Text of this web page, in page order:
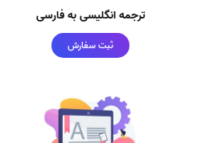
ترجمه انگلیسی به فارسی
ثبت سفارش